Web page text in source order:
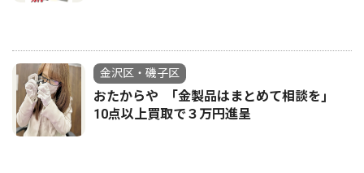
金沢区・磯子区
おたからや ｢金製品はまとめて相談を｣
10点以上買取で３万円進呈